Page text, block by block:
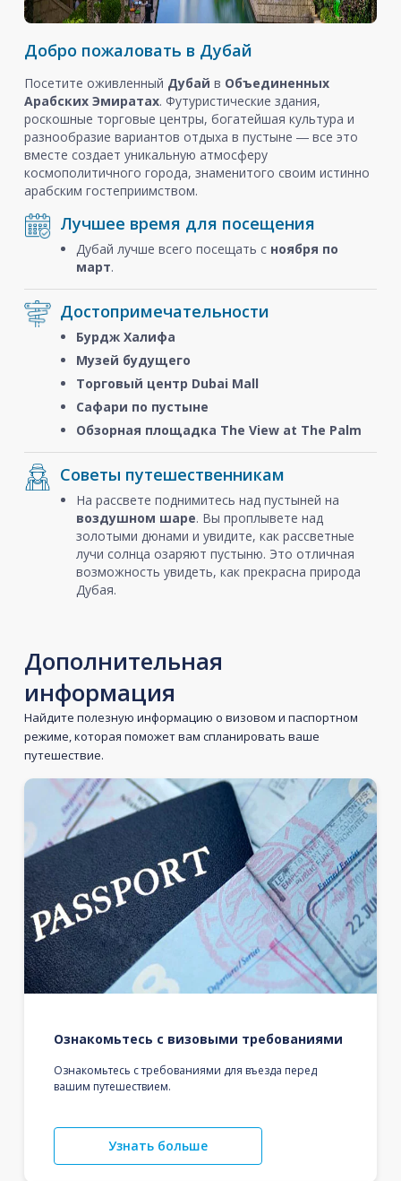
Добро пожаловать в Дубай
Посетите оживленный Дубай в Объединенных
Арабских Эмиратах. Футуристические здания,
роскошные торговые центры, богатейшая культура и
разнообразие вариантов отдыха в пустыне ― все это
вместе создает уникальную атмосферу
космополитичного города, знаменитого своим истинно
арабским гостеприимством.
Лучшее время для посещения
Дубай лучше всего посещать с ноября по
март.
Достопримечательности
Бурдж Халифа
Музей будущего
Торговый центр Dubai Mall
Сафари по пустыне
Обзорная площадка The View at The Palm
Советы путешественникам
На рассвете поднимитесь над пустыней на
воздушном шаре. Вы проплывете над
золотыми дюнами и увидите, как рассветные
лучи солнца озаряют пустыню. Это отличная
возможность увидеть, как прекрасна природа
Дубая.
Дополнительная
информация
Найдите полезную информацию о визовом и паспортном
режиме, которая поможет вам спланировать ваше
путешествие.
Ознакомьтесь с визовыми требованиями
Ознакомьтесь с требованиями для въезда перед
вашим путешествием.
Узнать больше